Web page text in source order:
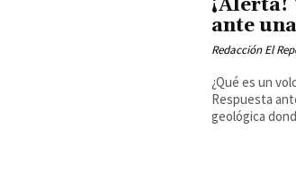
¡Alerta!
ante
Redacción El
¿Qué es un
Respuesta
geológica